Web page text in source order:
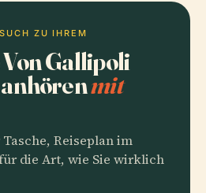
ZU IHREM
Gallipoli
mit
Reiseplan im
die Art, wie Sie wirklich